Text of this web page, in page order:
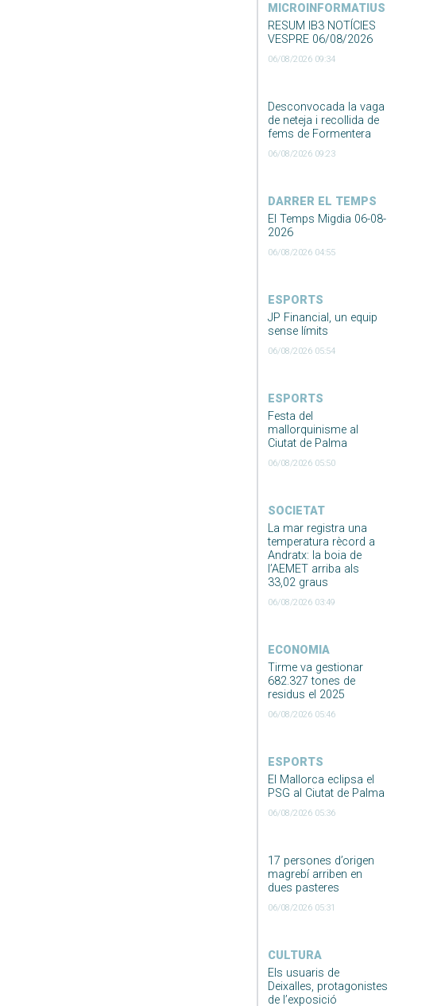
MICROINFORMATIUS
RESUM IB3 NOTÍCIES
VESPRE 06/08/2026
06/08/2026 09:34
Desconvocada la vaga
de neteja i recollida de
fems de Formentera
06/08/2026 09:23
DARRER EL TEMPS
El Temps Migdia 06-08-
2026
06/08/2026 04:55
ESPORTS
JP Financial, un equip
sense límits
06/08/2026 05:54
ESPORTS
Festa del
mallorquinisme al
Ciutat de Palma
06/08/2026 05:50
SOCIETAT
La mar registra una
temperatura rècord a
Andratx: la boia de
l’AEMET arriba als
33,02 graus
06/08/2026 03:49
ECONOMIA
Tirme va gestionar
682.327 tones de
residus el 2025
06/08/2026 05:46
ESPORTS
El Mallorca eclipsa el
PSG al Ciutat de Palma
06/08/2026 05:36
17 persones d’origen
magrebí arriben en
dues pasteres
06/08/2026 05:31
CULTURA
Els usuaris de
Deixalles, protagonistes
de l’exposició